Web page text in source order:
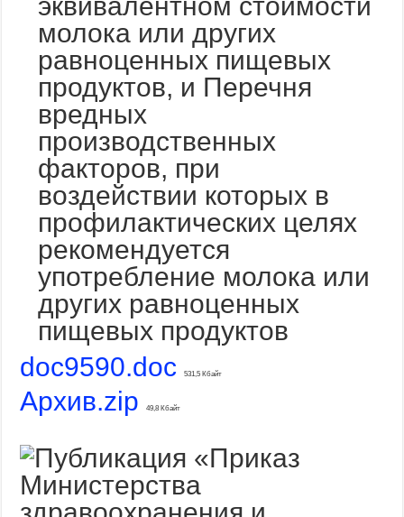
молока или других
равноценных пищевых
продуктов, и Перечня
вредных
производственных
факторов, при
воздействии которых в
профилактических целях
рекомендуется
употребление молока или
других равноценных
пищевых продуктов
doc9590.doc
531,5 Кбайт
Архив.zip 49,8 Кбайт